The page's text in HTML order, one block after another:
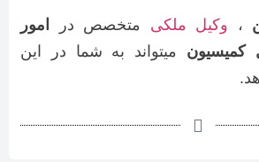
، وکیل ملکی متخصص در
امور
کمیسیون میتواند به شما در این